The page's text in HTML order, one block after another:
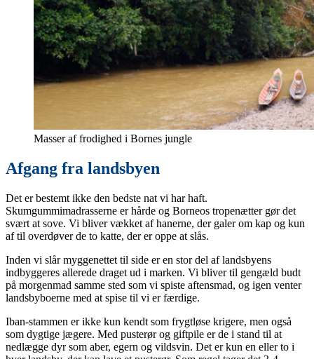
Masser af frodighed i Bornes jungle
Afgang fra landsbyen
Det er bestemt ikke den bedste nat vi har haft.
Skumgummimadrasserne er hårde og Borneos tropenætter gør det
svært at sove. Vi bliver vækket af hanerne, der galer om kap og kun
af til overdøver de to katte, der er oppe at slås.
Inden vi slår myggenettet til side er en stor del af landsbyens
indbyggeres allerede draget ud i marken. Vi bliver til gengæld budt
på morgenmad samme sted som vi spiste aftensmad, og igen venter
landsbyboerne med at spise til vi er færdige.
Iban-stammen er ikke kun kendt som frygtløse krigere, men også
som dygtige jægere. Med pusterør og giftpile er de i stand til at
nedlægge dyr som aber, egern og vildsvin. Det er kun en eller to i